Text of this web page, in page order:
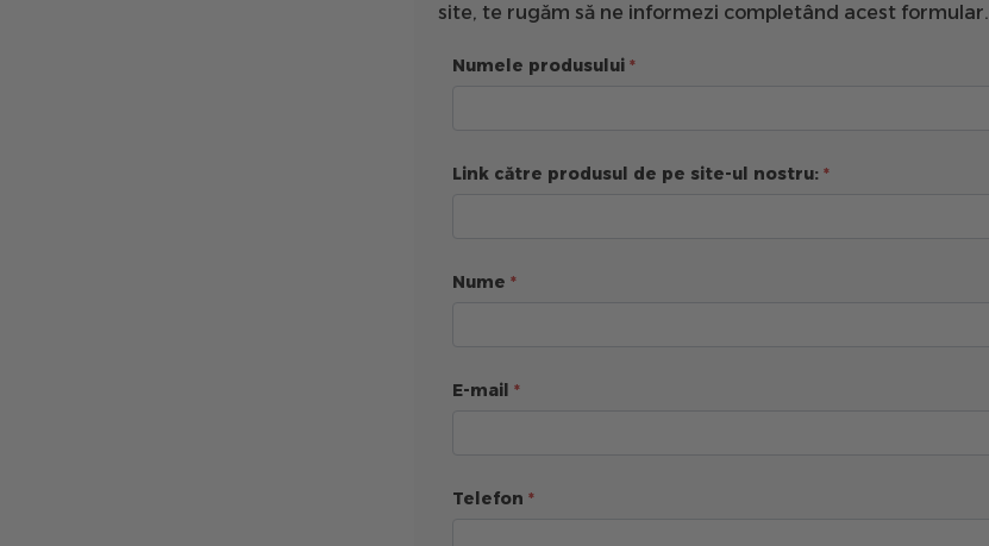
site, te rugăm să ne informezi completând acest formular.
Numele produsului
Link către produsul de pe site-ul nostru:
Nume
E-mail
Telefon